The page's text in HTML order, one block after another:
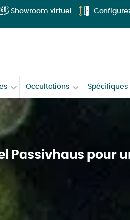
Showroom virtuel
Occultations Spécifiques
Passivhaus pour